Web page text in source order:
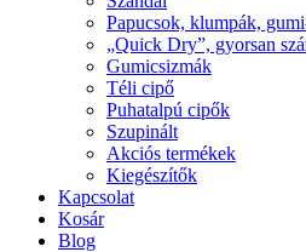
Papucsok, klumpák,
„Quick Dry”, gyorsan
Gumicsizmák
Téli cipő
Puhatalpú cipők
Szupinált
Akciós termékek
Kiegészítők
Kapcsolat
Kosár
Blog